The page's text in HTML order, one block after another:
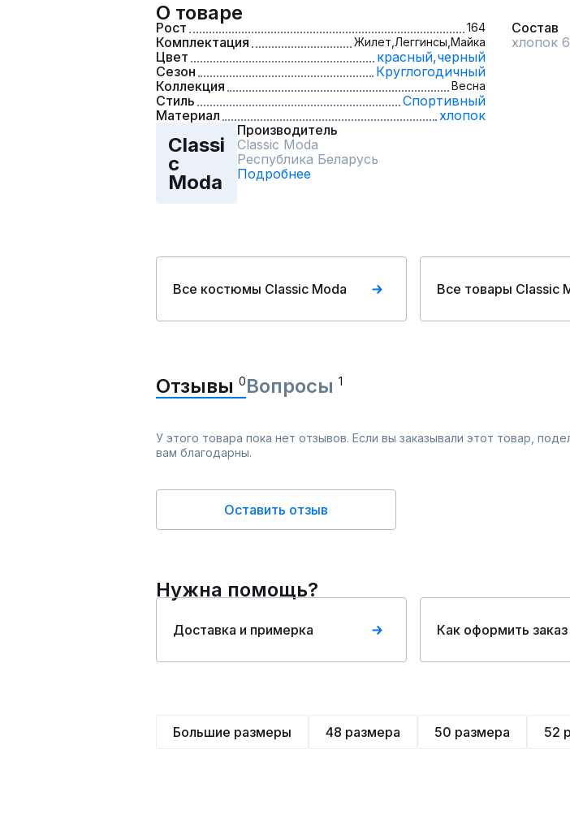
О товаре
Рост 164
Комплектация Жилет, Леггинсы, Майка
Цвет красный,черный
Сезон
Круглогодичный
Коллекция
Весна
Стиль
Спортивный
Материал
хлопок
Classi
c
Moda
Производитель
Classic Moda
Республика Беларусь
Подробнее
Состав
хлопок
Все костюмы Classic Moda Все товары Classic
Отзывы 0Вопросы 1
У этого товара пока нет отзывов. Если вы заказывали этот товар,
вам благодарны.
Оставить отзыв
Нужна помощь?
Доставка и примерка Как оформить заказ
Большие размеры 48 размера 50 размера 52